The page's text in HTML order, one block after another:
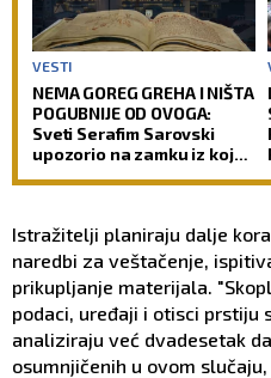
VESTI
NEMA GOREG GREHA I NIŠTA
POGUBNIJE OD OVOGA:
Sveti Serafim Sarovski
upozorio na zamku iz koje
Istražitelji planiraju dalje
naredbi za veštačenje,
prikupljanje materijala.
podaci, uređaji i otisci prstiju
analiziraju već dvadesetak
osumnjičenih u ovom